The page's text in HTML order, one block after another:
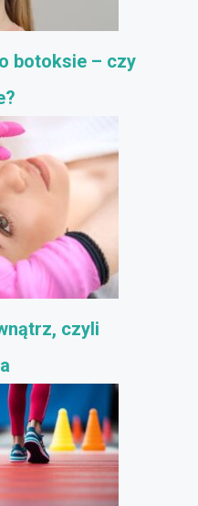
botoksie – czy
czyli